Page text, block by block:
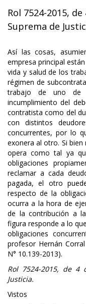
Rol 7524-2015,
Suprema de
Así las cosas,
empresa principal
vida y salud de los
régimen de
trabajo de uno de
incumplimiento del
contratista como del
con distintos
concurrentes, por lo
exonera al otro. Si
opera como tal ya
obligaciones
reclamar a cada
pagada, el otro
respecto de la
ocurra a la hora de
de la contribución a
figura responde a lo
obligaciones
profesor Hernán
N° 10.139-2013).
Rol 7524-2015, de 4
Justicia.
Vistos